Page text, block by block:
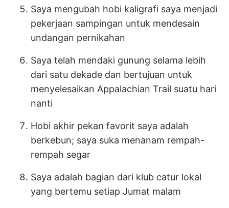
Saya mengubah hobi kaligrafi saya menjadi
pekerjaan sampingan untuk mendesain
undangan pernikahan
Saya telah mendaki gunung selama lebih
dari satu dekade dan bertujuan untuk
menyelesaikan Appalachian Trail suatu hari
nanti
Hobi akhir pekan favorit saya adalah
berkebun; saya suka menanam rempah-
rempah segar
Saya adalah bagian dari klub catur lokal
yang bertemu setiap Jumat malam